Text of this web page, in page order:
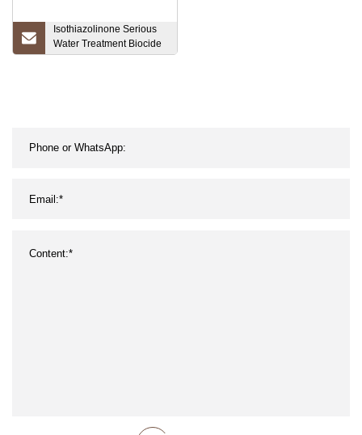
Isothiazolinone Serious
Water Treatment Biocide
Cmit/Mit-14 Kathon CAS